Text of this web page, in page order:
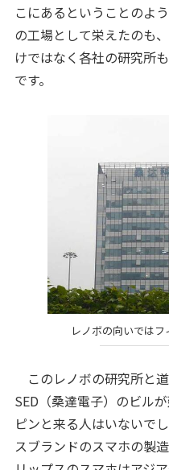
こにあるということのよ
の工場として栄えたのも
けではなく各社の研究所
です。
レノボの向いでは
このレノボの研究所と
SED（桑達電子）のビル
ピンと来る人はいないで
スブランドのスマホの製